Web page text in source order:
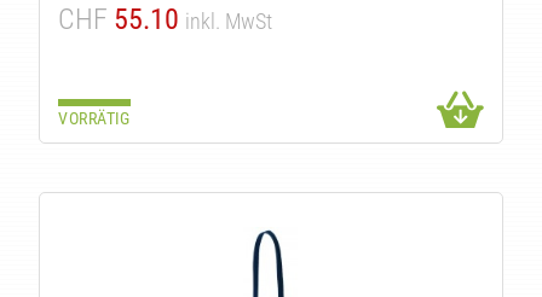
CHF 55.10 inkl. MwSt
VORRÄTIG